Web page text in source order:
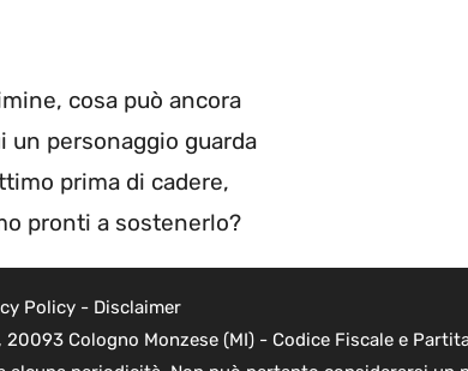
cosa può ancora
un personaggio guarda
prima di cadere,
pronti a sostenerlo?
Policy- Disclaimer
Cologno Monzese (MI) - Codice Fiscale e